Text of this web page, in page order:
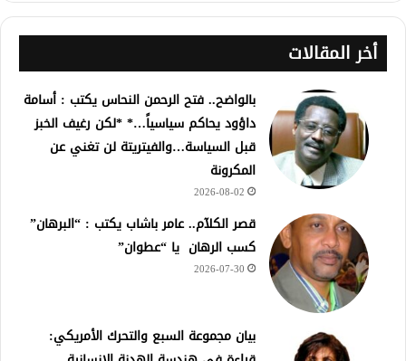
أخر المقالات
بالواضح.. فتح الرحمن النحاس يكتب : أسامة
داؤود يحاكم سياسياً…* *لكن رغيف الخبز
قبل السياسة…والفيتريتة لن تغني عن
المكرونة
2026-08-02
قصر الكلآم.. عامر باشاب يكتب : “البرهان”
كسب الرهان يا “عطوان”
2026-07-30
بيان مجموعة السبع والتحرك الأمريكي: